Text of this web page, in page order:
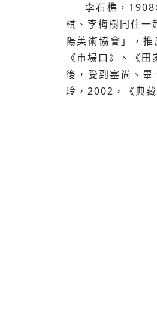
李石樵，
棋、李梅樹同住一
陽美術協會」，
《市場口》、《
後，受到塞尚、
玲，2002，《典